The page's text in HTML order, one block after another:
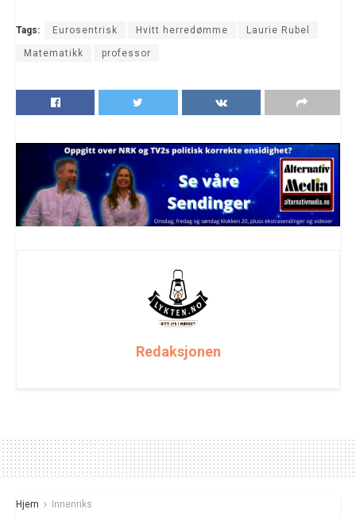
Tags: Eurosentrisk Hvitt herredømme Laurie Rubel
Matematikk professor
Redaksjonen
Hjem Innenriks